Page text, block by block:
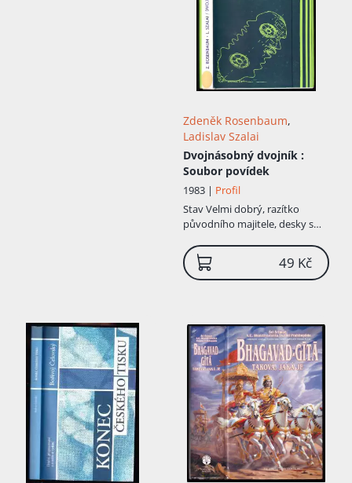
Zdeněk Rosenbaum,
Ladislav Szalai
Dvojnásobný dvojník :
Soubor povídek
1983 | Profil
StavVelmi dobrý, razítko
původního majitele, desky s
49 Kč